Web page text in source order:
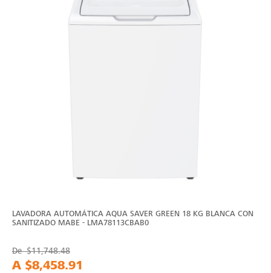
LAVADORA AUTOMÁTICA AQUA SAVER GREEN 18 KG BLANCA CON
SANITIZADO MABE - LMA78113CBAB0
De$11,748.48
A $8,458.91